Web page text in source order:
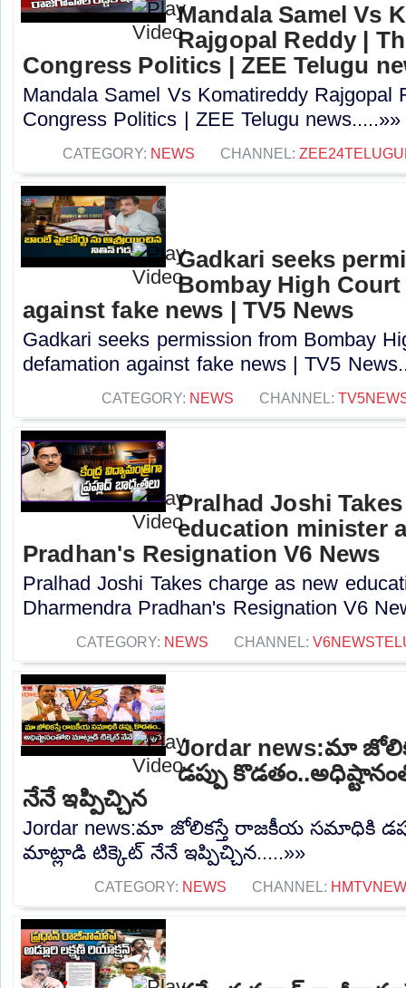
Mandala Samel Vs
Rajgopal Reddy |
Congress Politics | ZEE Telugu
Mandala Samel Vs Komatireddy Rajgopal
Congress Politics | ZEE Telugu news.....»»
CATEGORY: NEWS CHANNEL:
Gadkari seeks
Bombay High
against fake news | TV5 News
Gadkari seeks permission from Bombay
defamation against fake news | TV5
CATEGORY: NEWS CHANNEL:
Pralhad Joshi
education minister
Pradhan's Resignation V6 News
Pralhad Joshi Takes charge as new
Dharmendra Pradhan's Resignation V6
CATEGORY: NEWS CHANNEL:
Jordar news:మా
డప్పు
నేనే ఇప్పిచ్చిన
Jordar news:మా జోలికస్తే రాజకీయ సమాధికి
మాట్లాడి టిక్కెట్ నేనే ఇప్పిచ్చిన.....»»
CATEGORY: NEWS CHANNEL: